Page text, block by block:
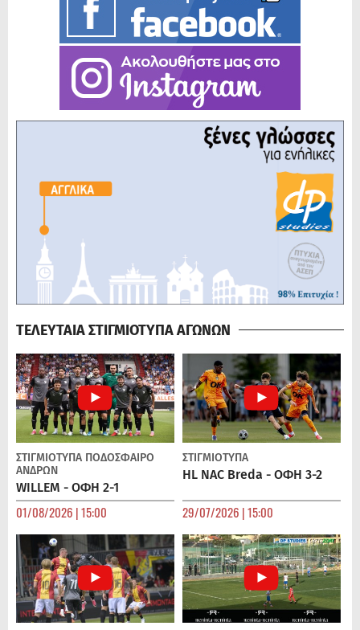
ΤΕΛΕΥΤΑΙΑ ΣΤΙΓΜΙΟΤΥΠΑ ΑΓΩΝΩΝ
ΣΤΙΓΜΙΟΤΥΠΑ ΠΟΔΌΣΦΑΙΡΟ
ΑΝΔΡΏΝ
WILLEM - ΟΦΗ 2-1
01/08/2026 | 15:00
ΣΤΙΓΜΙΟΤΥΠΑ
HL NAC Breda - ΟΦΗ 3-2
29/07/2026 | 15:00